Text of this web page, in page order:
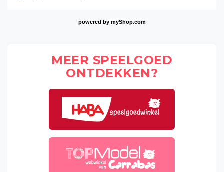
powered by myShop.com
MEER SPEELGOED
ONTDEKKEN?